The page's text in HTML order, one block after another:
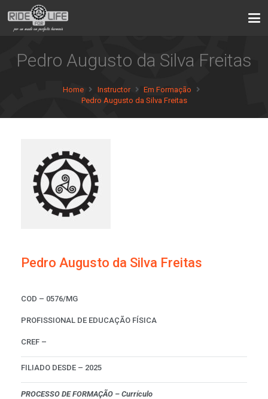
Pedro Augusto da Silva Freitas
Home Instructor
Em Formação
Pedro Augusto da Silva Freitas
Pedro Augusto da Silva Freitas
COD – 0576/MG
PROFISSIONAL DE EDUCAÇÃO FÍSICA
CREF –
FILIADO DESDE – 2025
PROCESSO DE FORMAÇÃO – Currículo